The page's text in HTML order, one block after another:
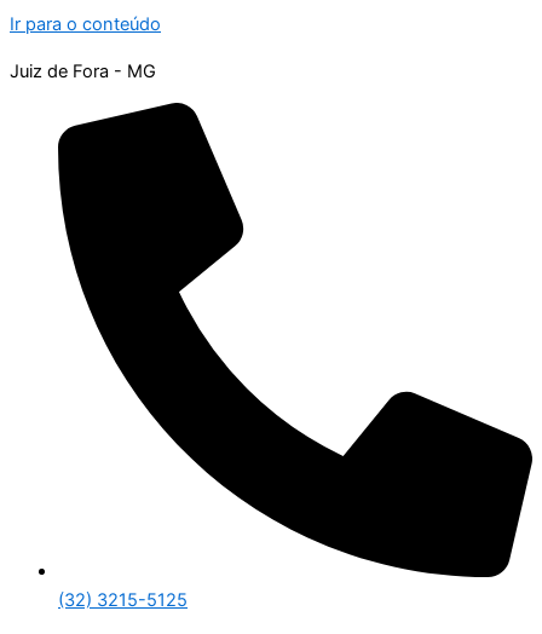
Ir para o conteúdo
Juiz de Fora - MG
(32) 3215-5125